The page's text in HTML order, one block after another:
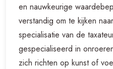
en nauwkeurige
verstandig om te kijken
specialisatie van de
gespecialiseerd in
zich richten op kunst of